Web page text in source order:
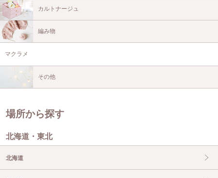
カルトナージュ
編み物
マクラメ
その他
場所から探す
北海道・東北
北海道